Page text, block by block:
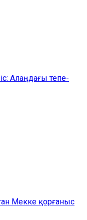
Алаңдағы тепе-
Мекке қорғаныс